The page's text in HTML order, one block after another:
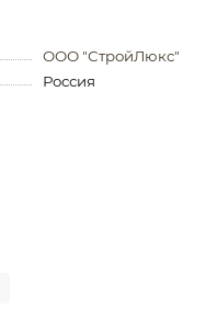
ООО "СтройЛюкс"
Россия